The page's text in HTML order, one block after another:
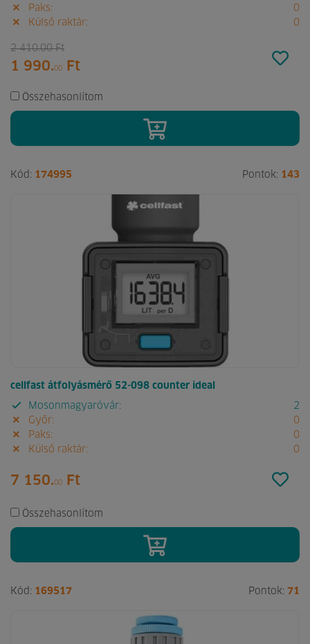
Paks:
0
Külső raktár:
0
2 410.00Ft
1 990.00 Ft
Összehasonlítom
Kód: 174995 Pontok: 143
cellfast átfolyásmérő 52-098 counter ideal
Mosonmagyaróvár:
2
Győr:
0
Paks:
0
Külső raktár:
0
7 150.00 Ft
Összehasonlítom
Kód: 169517 Pontok: 71